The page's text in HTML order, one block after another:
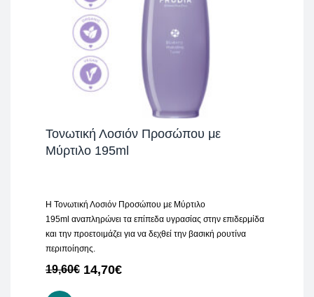
Τονωτική Λοσιόν Προσώπου με
Μύρτιλο 195ml
H Τονωτική Λοσιόν Προσώπου με Μύρτιλο
195ml αναπληρώνει τα επίπεδα υγρασίας στην επιδερμίδα
και την προετοιμάζει για να δεχθεί την βασική ρουτίνα
περιποίησης.
19,60€ 14,70€